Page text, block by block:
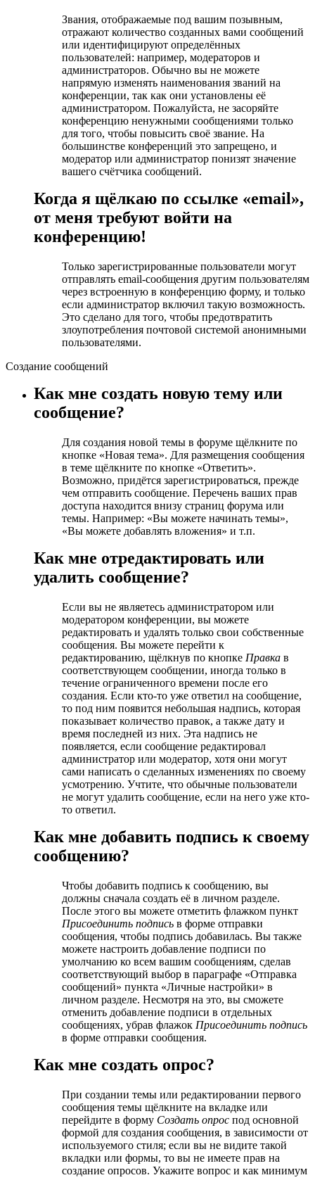
Звания, отображаемые под вашим позывным,
отражают количество созданных вами сообщений
или идентифицируют определённых
пользователей: например, модераторов и
администраторов. Обычно вы не можете
напрямую изменять наименования званий на
конференции, так как они установлены её
администратором. Пожалуйста, не засоряйте
конференцию ненужными сообщениями только
для того, чтобы повысить своё звание. На
большинстве конференций это запрещено, и
модератор или администратор понизят значение
вашего счётчика сообщений.
Когда я щёлкаю по ссылке «email»,
от меня требуют войти на
конференцию!
Только зарегистрированные пользователи могут
отправлять email-сообщения другим пользователям
через встроенную в конференцию форму, и только
если администратор включил такую возможность.
Это сделано для того, чтобы предотвратить
злоупотребления почтовой системой анонимными
пользователями.
Создание сообщений
Как мне создать новую тему или
сообщение?
Для создания новой темы в форуме щёлкните по
кнопке «Новая тема». Для размещения сообщения
в теме щёлкните по кнопке «Ответить».
Возможно, придётся зарегистрироваться, прежде
чем отправить сообщение. Перечень ваших прав
доступа находится внизу страниц форума или
темы. Например: «Вы можете начинать темы»,
«Вы можете добавлять вложения» и т.п.
Как мне отредактировать или
удалить сообщение?
Если вы не являетесь администратором или
модератором конференции, вы можете
редактировать и удалять только свои собственные
сообщения. Вы можете перейти к
редактированию, щёлкнув по кнопке Правка в
соответствующем сообщении, иногда только в
течение ограниченного времени после его
создания. Если кто-то уже ответил на сообщение,
то под ним появится небольшая надпись, которая
показывает количество правок, а также дату и
время последней из них. Эта надпись не
появляется, если сообщение редактировал
администратор или модератор, хотя они могут
сами написать о сделанных изменениях по своему
усмотрению. Учтите, что обычные пользователи
не могут удалить сообщение, если на него уже кто-
то ответил.
Как мне добавить подпись к своему
сообщению?
Чтобы добавить подпись к сообщению, вы
должны сначала создать её в личном разделе.
После этого вы можете отметить флажком пункт
Присоединить подпись в форме отправки
сообщения, чтобы подпись добавилась. Вы также
можете настроить добавление подписи по
умолчанию ко всем вашим сообщениям, сделав
соответствующий выбор в параграфе «Отправка
сообщений» пункта «Личные настройки» в
личном разделе. Несмотря на это, вы сможете
отменить добавление подписи в отдельных
сообщениях, убрав флажок Присоединить подпись
в форме отправки сообщения.
Как мне создать опрос?
При создании темы или редактировании первого
сообщения темы щёлкните на вкладке или
перейдите в форму Создать опрос под основной
формой для создания сообщения, в зависимости от
используемого стиля; если вы не видите такой
вкладки или формы, то вы не имеете прав на
создание опросов. Укажите вопрос и как минимум